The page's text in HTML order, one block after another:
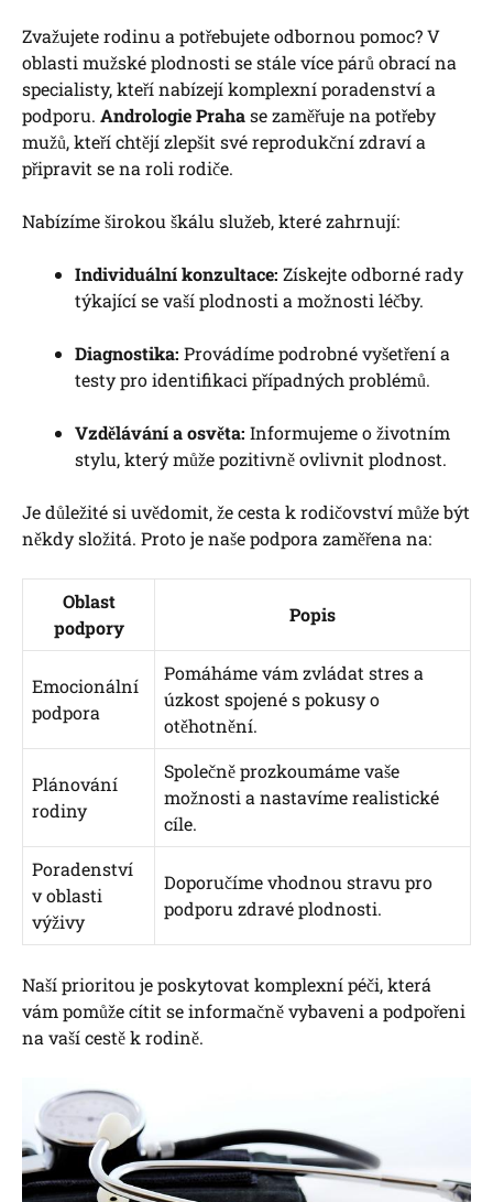
Zvažujete rodinu a potřebujete odbornou pomoc? V
oblasti mužské plodnosti se stále více párů obrací na
specialisty, kteří nabízejí komplexní poradenství a
podporu. Andrologie Prahase zaměřuje na potřeby
mužů, kteří chtějí zlepšit své reprodukční zdraví a
připravit se na roli rodiče.
Nabízíme širokou škálu služeb, které zahrnují:
Individuální konzultace: Získejte odborné rady
týkající se vaší plodnosti a možnosti léčby.
Diagnostika: Provádíme podrobné vyšetření a
testy pro identifikaci případných problémů.
Vzdělávání a osvěta: Informujeme o životním
stylu, který může pozitivně ovlivnit plodnost.
Je důležité si uvědomit, že cesta k rodičovství může být
někdy složitá. Proto je naše podpora zaměřena na:
Oblast
podpory
Popis
Emocionální
podpora
Pomáháme vám zvládat stres a
úzkost spojené s pokusy o
otěhotnění.
Plánování
rodiny
Společně prozkoumáme vaše
možnosti a nastavíme realistické
cíle.
Poradenství
v oblasti
výživy
Doporučíme vhodnou stravu pro
podporu zdravé plodnosti.
Naší prioritou je poskytovat komplexní péči, která
vám pomůže cítit se informačně vybaveni a podpořeni
na vaší cestě k rodině.